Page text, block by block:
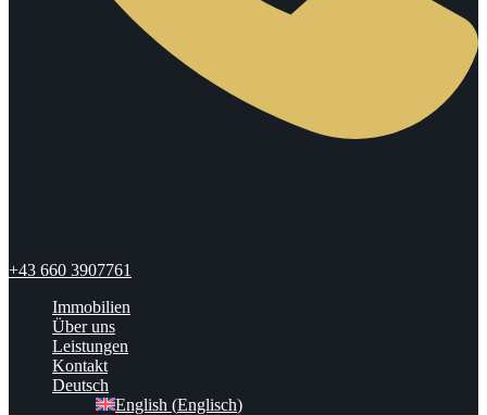
+43 660 3907761
Immobilien
Über uns
Leistungen
Kontakt
Deutsch
English (Englisch)